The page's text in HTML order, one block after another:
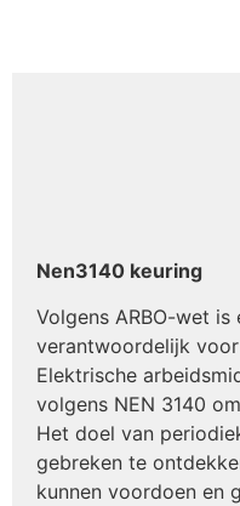
Nen3140 keuring
Volgens ARBO-wet is
verantwoordelijk
Elektrische
volgens NEN 3140
Het doel van
gebreken te
kunnen voordoen en